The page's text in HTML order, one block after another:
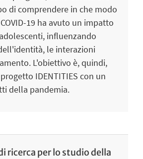
di comprendere in che modo
19 ha avuto un impatto
influenzando
le interazioni
L'obiettivo è, quindi,
IDENTITIES con un
della pandemia.
ricerca per lo studio della